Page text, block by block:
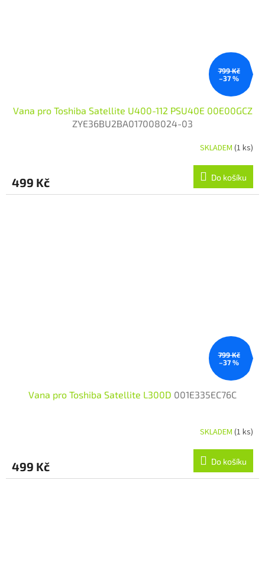
799 Kč
–37 %
Vana pro Toshiba Satellite U400-112 PSU40E 00E00GCZ
ZYE36BU2BA017008024-03
SKLADEM (1 ks)
499 Kč Do košíku
799 Kč
–37 %
Vana pro Toshiba Satellite L300D 001E335EC76C
SKLADEM (1 ks)
499 Kč Do košíku